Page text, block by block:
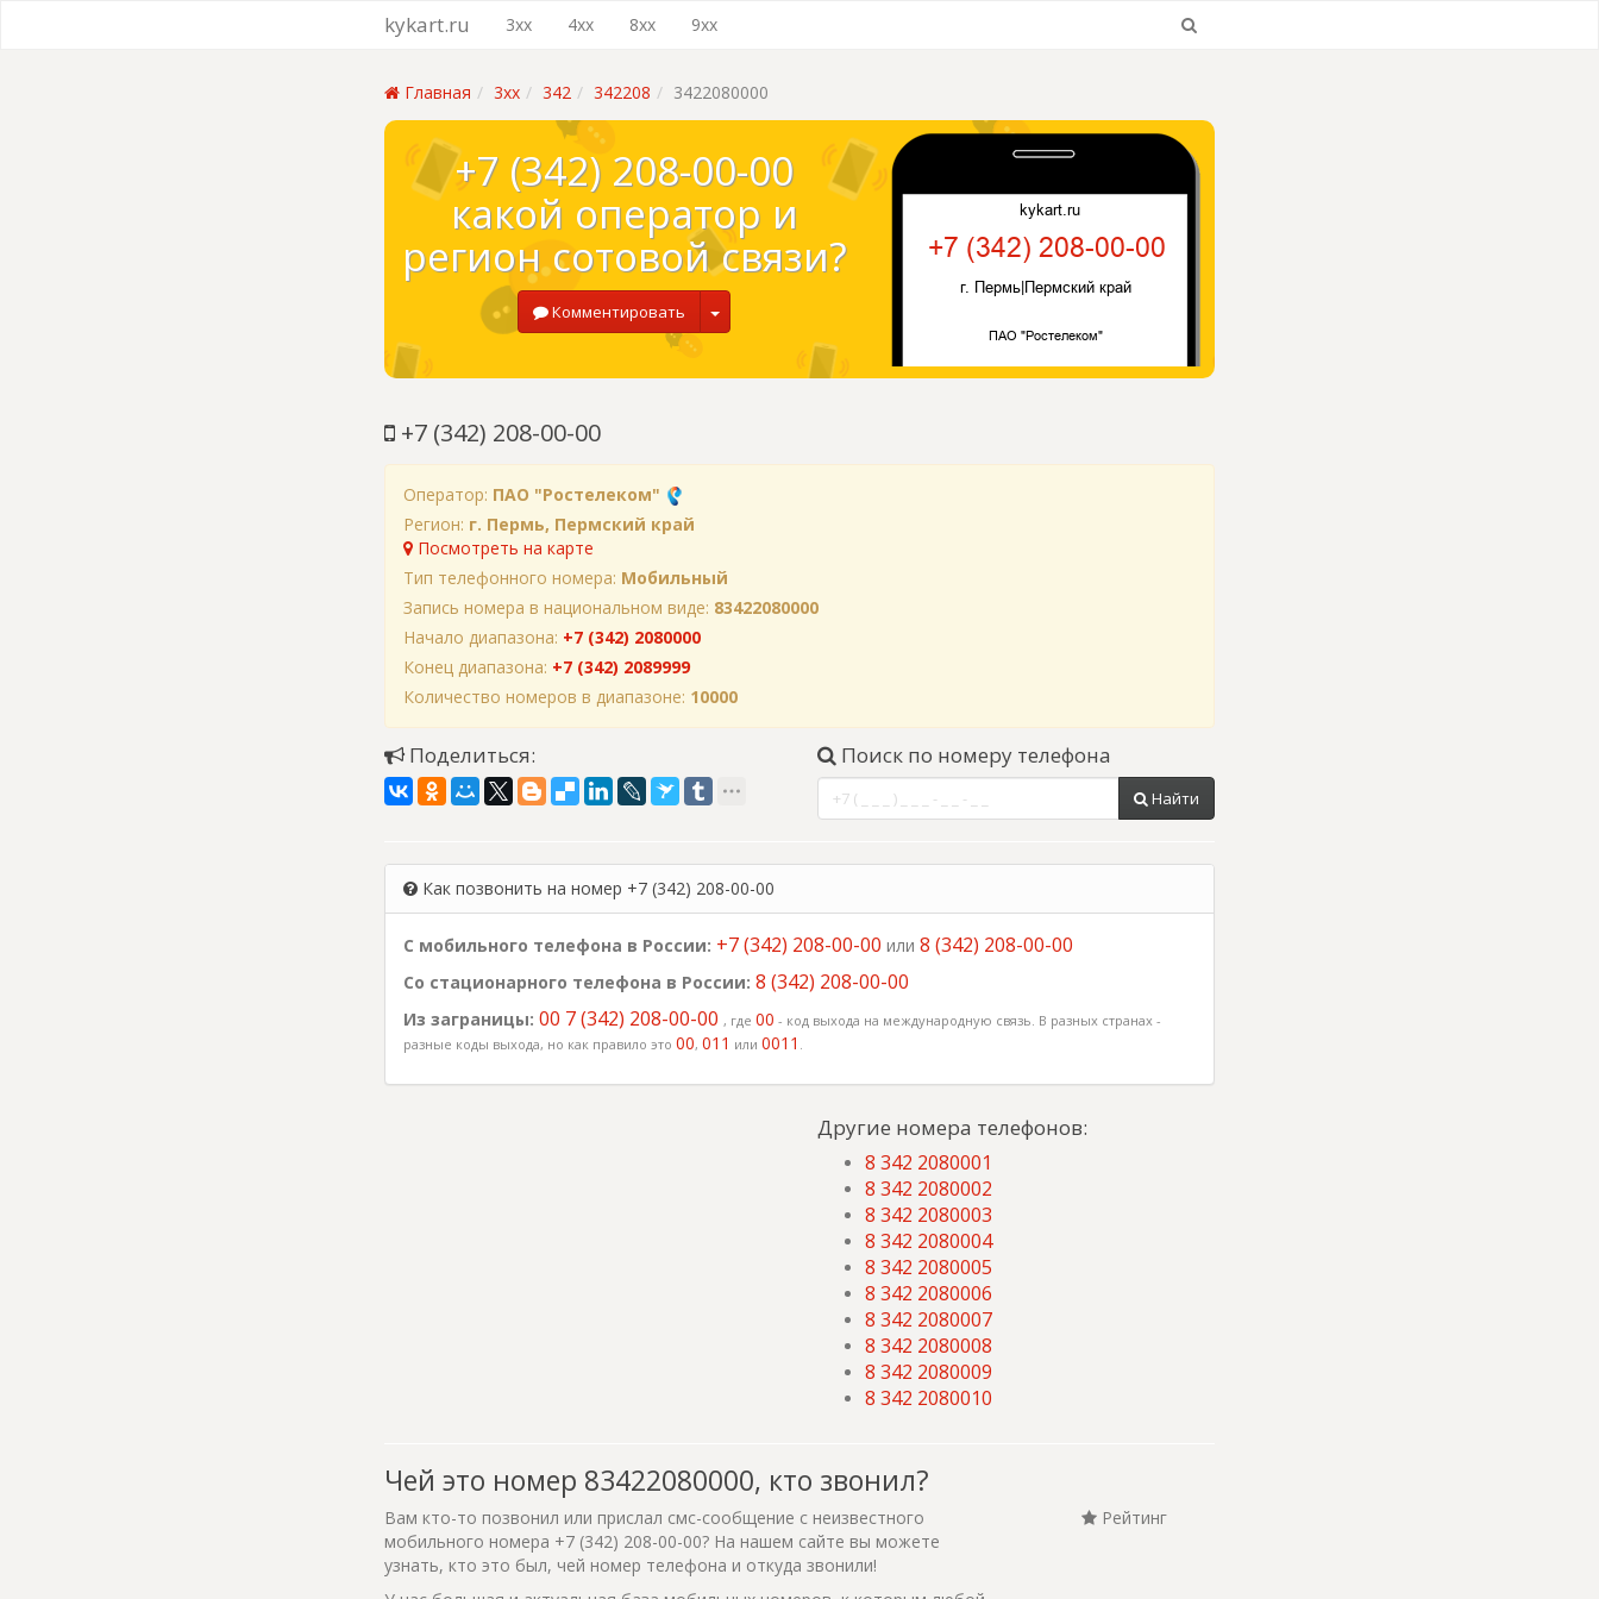
kykart.ru 3xx 4xx 8xx 9xx
Главная 3xx 342 342208 3422080000
+7 (342) 208-00-00
какой оператор и
регион сотовой связи?
Комментировать
+7 (342) 208-00-00
Оператор: ПАО "Ростелеком"
Регион: г. Пермь, Пермский край
Посмотреть на карте
Тип телефонного номера: Мобильный
Запись номера в национальном виде: 83422080000
Начало диапазона: +7 (342) 2080000
Конец диапазона: +7 (342) 2089999
Количество номеров в диапазоне: 10000
Поделиться: Поиск по номеру телефона
Найти
Как позвонить на номер +7 (342) 208-00-00
С мобильного телефона в России: +7 (342) 208-00-00 или 8 (342) 208-00-00
Со стационарного телефона в России: 8 (342) 208-00-00
Из заграницы: 00 7 (342) 208-00-00 , где 00 - код выхода на международную связь. В разных странах -
разные коды выхода, но как правило это 00, 011 или 0011 .
Другие номера телефонов:
8 342 2080001
8 342 2080002
8 342 2080003
8 342 2080004
8 342 2080005
8 342 2080006
8 342 2080007
8 342 2080008
8 342 2080009
8 342 2080010
Чей это номер 83422080000, кто звонил?
Вам кто-то позвонил или прислал смс-сообщение с неизвестного
мобильного номера +7 (342) 208-00-00? На нашем сайте вы можете
узнать, кто это был, чей номер телефона и откуда звонили!
Рейтинг